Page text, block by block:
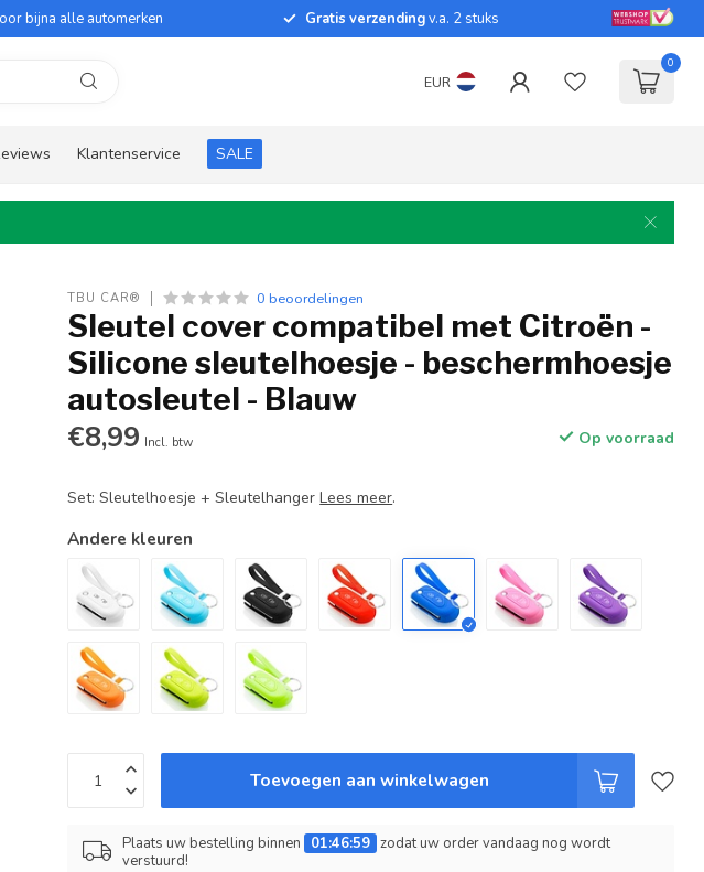
bijna alle automerken Gratis verzendingv.a. 2 stuks
EUR
0
Klantenservice SALE
TBU CAR® 0 beoordelingen
Sleutel cover compatibel met Citroën -
Silicone sleutelhoesje - beschermhoesje
autosleutel - Blauw
€8,99 Incl. btw Op voorraad
Set: Sleutelhoesje + SleutelhangerLees meer.
Andere kleuren
Toevoegen aan winkelwagen
Plaats uw bestelling binnen 01:46:58 zodat uw order vandaag nog wordt
verstuurd!